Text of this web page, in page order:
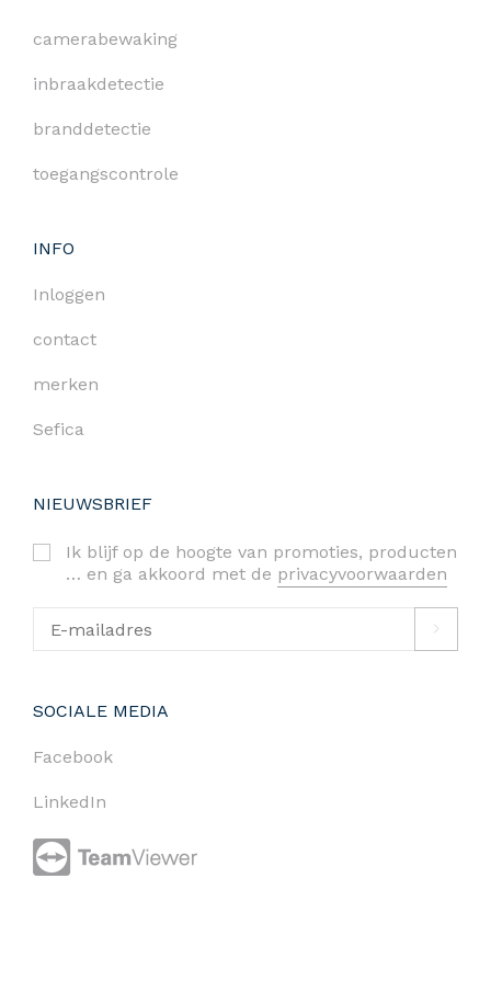
camerabewaking
inbraakdetectie
branddetectie
toegangscontrole
INFO
Inloggen
contact
merken
Sefica
NIEUWSBRIEF
Ik blijf op de hoogte van promoties, producten
… en ga akkoord met de privacyvoorwaarden
SOCIALE MEDIA
Facebook
LinkedIn